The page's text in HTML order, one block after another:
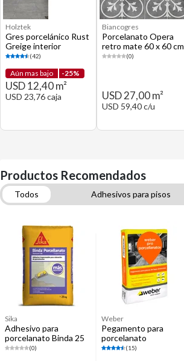
Holztek
Gres porcelánico Rust
Greige interior
exterior gris mate 60 x
(42)
Aún mas bajo -25%
USD 12,40 m²
USD 23,76 caja
Biancogres
Porcelanato Opera
retro mate 60 x 60 cm
(0)
USD 27,00 m²
USD 59,40 c/u
Productos Recomendados
Todos Adhesivos para pisos
Porcelanatos
Terminaciones
Sika
Adhesivo para
porcelanato Binda 25
kg impermeable
(0)
Weber
Pegamento para
porcelanato
impermeable 25 kg
(15)